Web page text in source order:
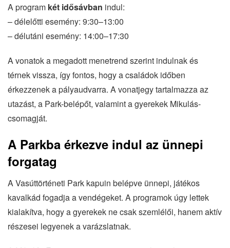
A program két idősávban indul:
– délelőtti esemény: 9:30–13:00
– délutáni esemény: 14:00–17:30
A vonatok a megadott menetrend szerint indulnak és
térnek vissza, így fontos, hogy a családok időben
érkezzenek a pályaudvarra. A vonatjegy tartalmazza az
utazást, a Park-belépőt, valamint a gyerekek Mikulás-
csomagját.
A Parkba érkezve indul az ünnepi
forgatag
A Vasúttörténeti Park kapuin belépve ünnepi, játékos
kavalkád fogadja a vendégeket. A programok úgy lettek
kialakítva, hogy a gyerekek ne csak szemlélői, hanem aktív
részesei legyenek a varázslatnak.